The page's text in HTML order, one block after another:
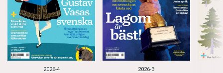
2026-4 2026-3